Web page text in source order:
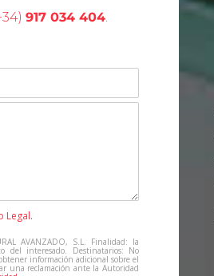
917 034 404.
Legal.
AVANZADO, S.L. Finalidad: la
del interesado. Destinatarios: No
información adicional sobre el
una reclamación ante la Autoridad